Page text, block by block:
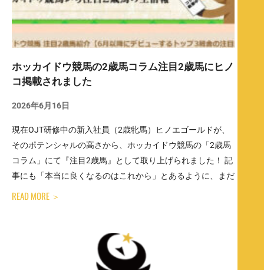
ホッカイドウ競馬の2歳馬コラム注目2歳馬にヒノ
コ掲載されました
2026年6月16日
現在OJT研修中の新入社員（2歳牝馬）ヒノエゴールドが、
そのポテンシャルの高さから、ホッカイドウ競馬の「2歳馬
コラム」にて『注目2歳馬』として取り上げられました！ 記
事にも「本当に良くなるのはこれから」とあるように、まだ
READ MORE ＞